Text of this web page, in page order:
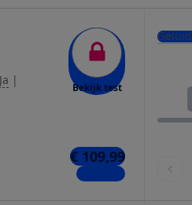
|
Bekijk test
€ 109,99
4 winkels